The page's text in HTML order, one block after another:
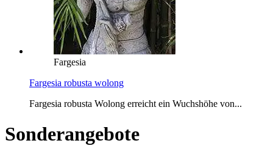
Fargesia
Fargesia robusta wolong
Fargesia robusta Wolong erreicht ein Wuchshöhe von...
Sonderangebote